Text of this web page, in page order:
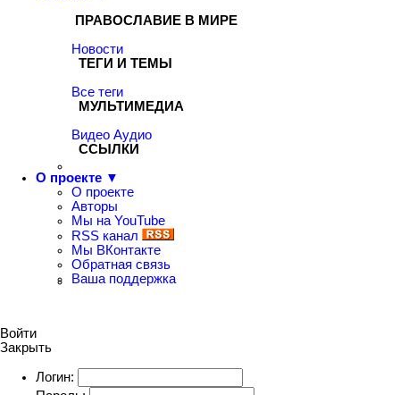
ПРАВОСЛАВИЕ В МИРЕ
Новости
ТЕГИ И ТЕМЫ
Все теги
МУЛЬТИМЕДИА
Видео Аудио
ССЫЛКИ
О проекте ▼
О проекте
Авторы
Мы на YouTube
RSS канал
Мы ВКонтакте
Обратная связь
Ваша поддержка
Войти
Закрыть
Логин: